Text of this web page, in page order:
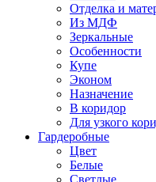
Отделка и
Из МДФ
Зеркальные
Особенности
Купе
Эконом
Назначение
В коридор
Для узкого
Гардеробные
Цвет
Белые
Светлые